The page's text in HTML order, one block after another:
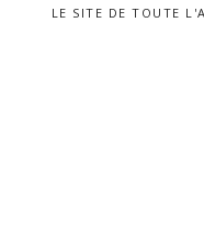
LE SITE DE TOUTE